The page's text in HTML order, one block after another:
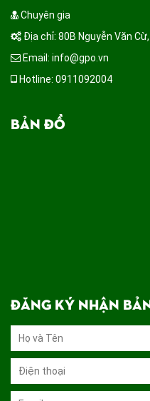
Chuyên gia
Địa chỉ: 80B Nguyễn Văn
Email: info@gpo.vn
Hotline: 0911092004
BẢN ĐỒ
ĐĂNG KÝ NHẬN